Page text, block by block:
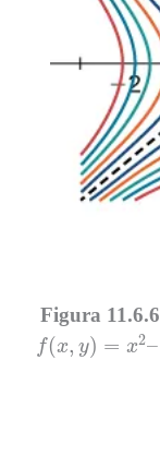
Figura 11.6.6
f(x, y) = x2–
f(x = y2